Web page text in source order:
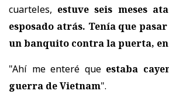
cuarteles, estuve seis meses
esposado atrás. Tenía que
un banquito contra la puerta,
"Ahí me enteré que estaba
guerra de Vietnam".